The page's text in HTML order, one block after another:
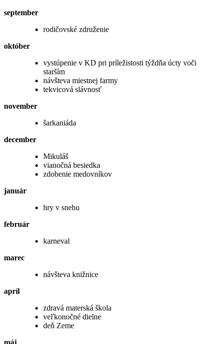
september
rodičovské združenie
október
vystúpenie v KD pri príležistosti týždňa úcty voči
starším
návšteva miestnej farmy
tekvicová slávnosť
november
šarkaniáda
december
Mikuláš
vianočná besiedka
zdobenie medovníkov
január
hry v snehu
február
karneval
marec
návšteva knižnice
apríl
zdravá materská škola
veľkonočné dielne
deň Zeme
máj